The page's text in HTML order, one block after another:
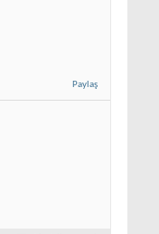
Paylaş